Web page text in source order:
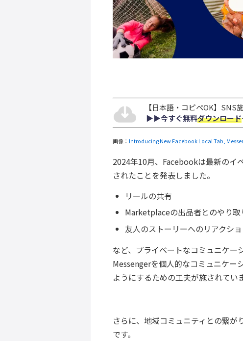
【日本語・コピペOK】SNS
▶︎▶︎今すぐ無料ダウンロード
画像： Introducing New Facebook Local Tab,
2024年10月、Facebookは最新のイ
されたことを発表しました。
リールの共有
Marketplaceの出品者とのやり取
友人のストーリーへのリアクシ
など、プライベートなコミュニケー
Messengerを個人的なコミュニケー
ようにするための工夫が施されてい
さらに、地域コミュニティとの繋が
です。